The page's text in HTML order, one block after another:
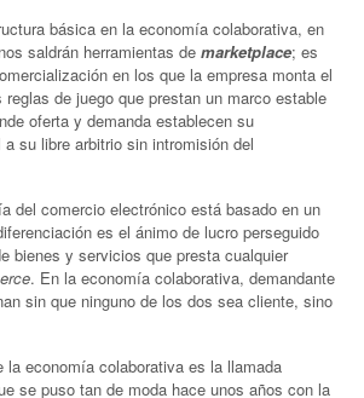
básica en la economía colaborativa, en
saldrán herramientas demarketplace; es
en los que la empresa monta el
de juego que prestan un marco estable
oferta y demanda establecen su
su libre arbitrio sin intromisión del
del comercio electrónico está basado en un
es el ánimo de lucro perseguido
bienes y servicios que presta cualquier
. En la economía colaborativa, demandante
sin que ninguno de los dos sea cliente, sino
la economía colaborativa es la llamada
se puso tan de moda hace unos años con la